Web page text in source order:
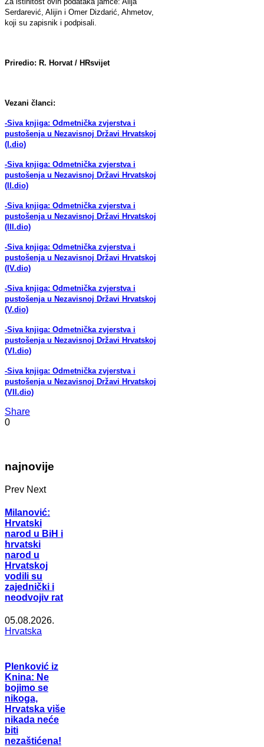
Serdarević, Alijin i Omer Dizdarić, Ahmetov,
koji su zapisnik i podpisali.
Priredio: R. Horvat / HRsvijet
Vezani članci:
-Siva knjiga: Odmetnička zvjerstva i
pustošenja u Nezavisnoj Državi Hrvatskoj
(I.dio)
-Siva knjiga: Odmetnička zvjerstva i
pustošenja u Nezavisnoj Državi Hrvatskoj
(II.dio)
-Siva knjiga: Odmetnička zvjerstva i
pustošenja u Nezavisnoj Državi Hrvatskoj
(III.dio)
-Siva knjiga: Odmetnička zvjerstva i
pustošenja u Nezavisnoj Državi Hrvatskoj
(IV.dio)
-Siva knjiga: Odmetnička zvjerstva i
pustošenja u Nezavisnoj Državi Hrvatskoj
(V.dio)
-Siva knjiga: Odmetnička zvjerstva i
pustošenja u Nezavisnoj Državi Hrvatskoj
(VI.dio)
-Siva knjiga: Odmetnička zvjerstva i
pustošenja u Nezavisnoj Državi Hrvatskoj
(VII.dio)
Share
0
najnovije
Prev Next
Milanović:
Hrvatski
narod u BiH i
hrvatski
narod u
Hrvatskoj
vodili su
zajednički i
neodvojiv rat
05.08.2026.
Hrvatska
Plenković iz
Knina: Ne
bojimo se
nikoga,
Hrvatska više
nikada neće
biti
nezaštićena!